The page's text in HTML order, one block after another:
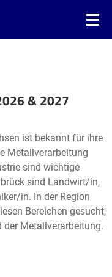
& 2027
| ©OpenStreetMap2contributors
ist bekannt für ihre
Metallverarbeitung
sind wichtige
sind Landwirt/in,
in. In der Region
Bereichen gesucht,
Metallverarbeitung.